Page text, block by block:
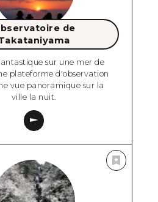
de
sur une mer de
plateforme d'observation
vue panoramique sur la
ville la nuit.